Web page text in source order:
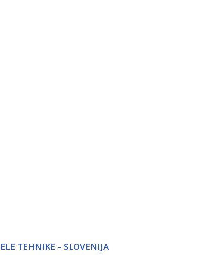
TEHNIKE – SLOVENIJA